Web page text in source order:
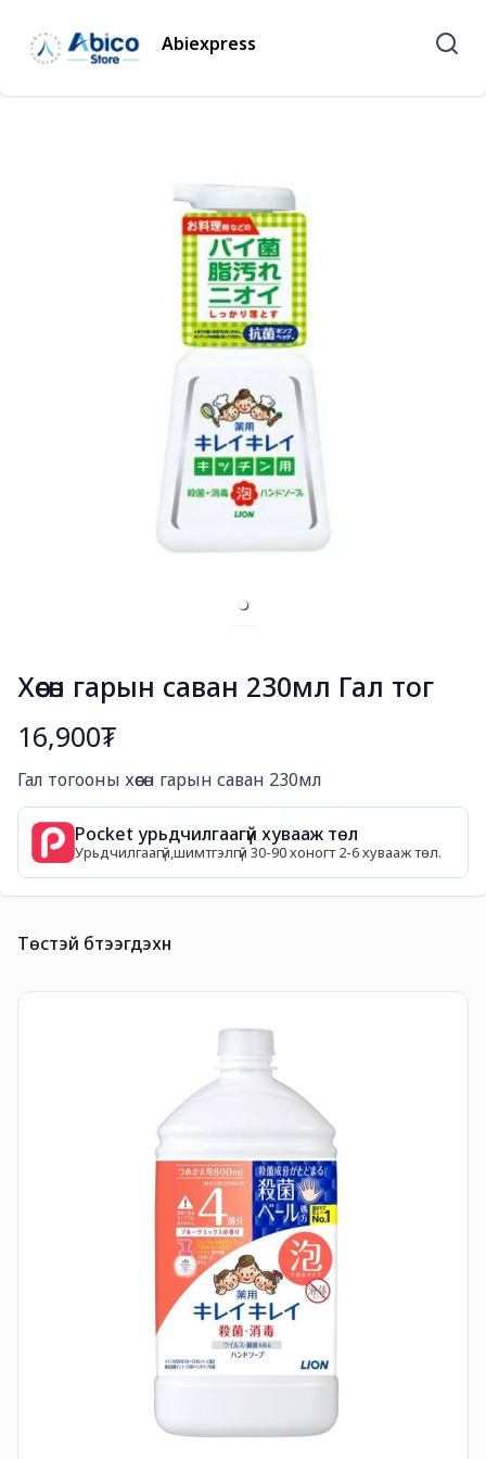
Abiexpress
Хөөсөн гарын саван 230мл Гал тог
16,900₮
Гал тогооны хөөсөн гарын саван 230мл
Pocket урьдчилгаагүй хувааж төл
Урьдчилгаагүй,шимтгэлгүй 30-90 хоногт 2-6 хувааж төл.
Төстэй бүтээгдэхүүн